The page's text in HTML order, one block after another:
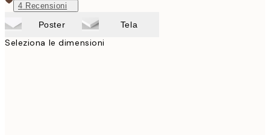
4 Recensioni
Poster Tela
Seleziona le dimensioni